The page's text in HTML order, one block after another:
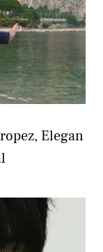
Elegan